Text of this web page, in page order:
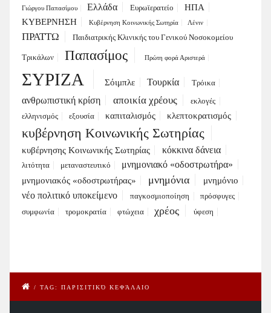
Γιώργου Παπασίμου Ελλάδα Ευρωϊερατείο
ΗΠΑ
ΚΥΒΕΡΝΗΣΗ
Κυβέρνηση Κοινωνικής Σωτηρία Λένιν
ΠΡΑΤΤΩ Παιδιατρικής Κλινικής του Γενικού Νοσοκομείου
Τρικάλων Παπασίμος Πρώτη φορά Αριστερά
ΣΥΡΙΖΑ Σόιμπλε Τουρκία Τρόικα
ανθρωπιστική κρίση αποικία χρέους
εκλογές
ελληνισμός
εξουσία καπιταλισμός κλεπτοκρατισμός
κυβέρνηση Κοινωνικής Σωτηρίας
κυβέρνησης Κοινωνικής Σωτηρίας κόκκινα δάνεια
λιτότητα μεταναστευτικό μνημονιακό «οδοστρωτήρα»
μνημονιακός «οδοστρωτήρας» μνημόνια μνημόνιο
νέο πολιτικό υποκείμενο παγκοσμιοποίηση
πρόσφυγες
συμφωνία
τρομοκρατία φτώχεια χρέος ύφεση
/ TAG: ΠΑΡΙΣΙΤΙΚΌ ΚΕΦΆΛΑΙΟ